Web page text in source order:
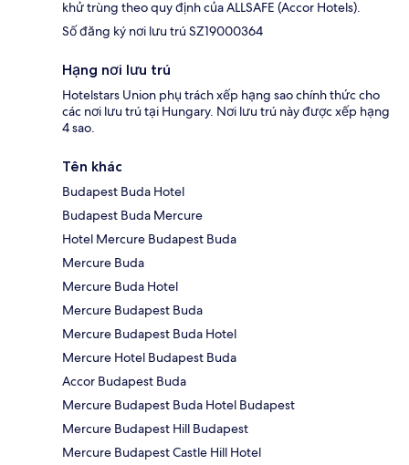
khử trùng theo quy định của ALLSAFE (Accor Hotels).
Số đăng ký nơi lưu trú SZ19000364
Hạng nơi lưu trú
Hotelstars Union phụ trách xếp hạng sao chính thức cho
các nơi lưu trú tại Hungary. Nơi lưu trú này được xếp hạng
4 sao.
Tên khác
Budapest Buda Hotel
Budapest Buda Mercure
Hotel Mercure Budapest Buda
Mercure Buda
Mercure Buda Hotel
Mercure Budapest Buda
Mercure Budapest Buda Hotel
Mercure Hotel Budapest Buda
Accor Budapest Buda
Mercure Budapest Buda Hotel Budapest
Mercure Budapest Hill Budapest
Mercure Budapest Castle Hill Hotel